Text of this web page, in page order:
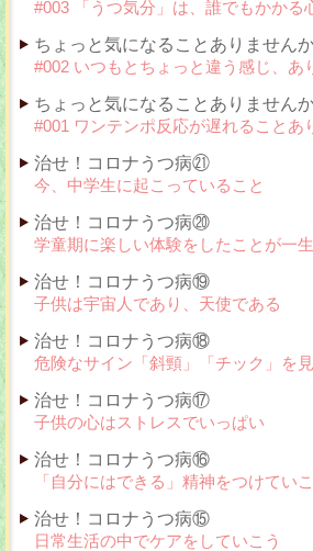
#003 「うつ気分」は、誰でもかかる
ちょっと気になることありません
#002 いつもとちょっと違う感じ、あ
ちょっと気になることありません
#001 ワンテンポ反応が遅れることあ
治せ！コロナうつ病㉑
今、中学生に起こっていること
治せ！コロナうつ病⑳
学童期に楽しい体験をしたことが一
治せ！コロナうつ病⑲
子供は宇宙人であり、天使である
治せ！コロナうつ病⑱
危険なサイン「斜頸」「チック」を
治せ！コロナうつ病⑰
子供の心はストレスでいっぱい
治せ！コロナうつ病⑯
「自分にはできる」精神をつけてい
治せ！コロナうつ病⑮
日常生活の中でケアをしていこう